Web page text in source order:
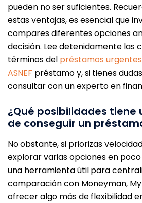
pueden no ser suficientes.
estas ventajas, es esencial que
compares diferentes opciones
decisión. Lee detenidamente las
términos del préstamos
ASNEF préstamo y, si tienes
consultar con un experto en
¿Qué posibilidades tiene
de conseguir un
No obstante, si priorizas
explorar varias opciones en
una herramienta útil para
comparación con Moneyman,
ofrecer algo más de flexibilidad